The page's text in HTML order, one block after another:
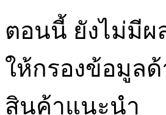
ตอนนี้ ยังไม่มีผ
ให้กรองข้อมูล
สินค้าแนะนำ